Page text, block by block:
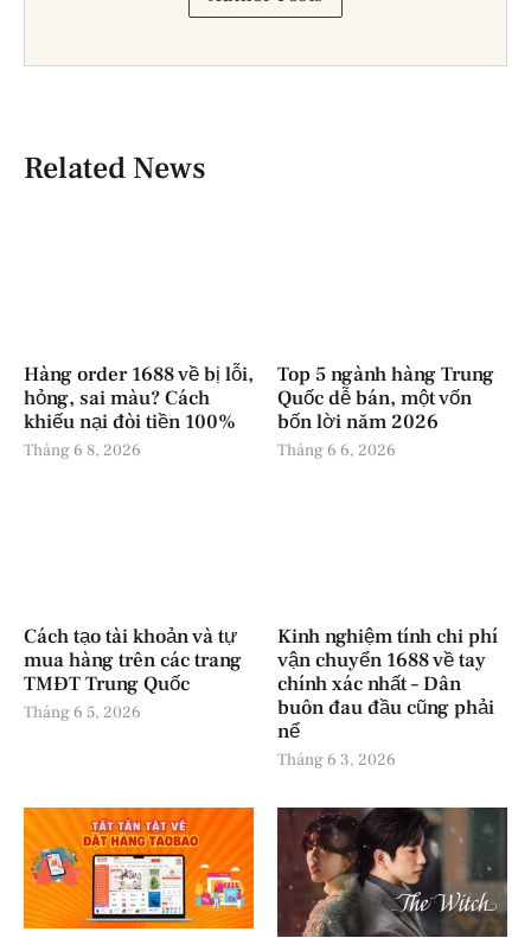
Related News
Hàng order 1688 về bị lỗi,
hỏng, sai màu? Cách
khiếu nại đòi tiền 100%
Tháng 6 8, 2026
Top 5 ngành hàng Trung
Quốc dễ bán, một vốn
bốn lời năm 2026
Tháng 6 6, 2026
Cách tạo tài khoản và tự
mua hàng trên các trang
TMĐT Trung Quốc
Tháng 6 5, 2026
Kinh nghiệm tính chi phí
vận chuyển 1688 về tay
chính xác nhất – Dân
buôn đau đầu cũng phải
nể
Tháng 6 3, 2026